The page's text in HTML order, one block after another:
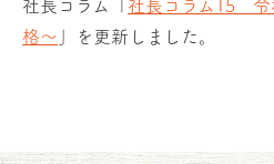
社長コラム「 社長コラム15 令
格～
」を更新しました。